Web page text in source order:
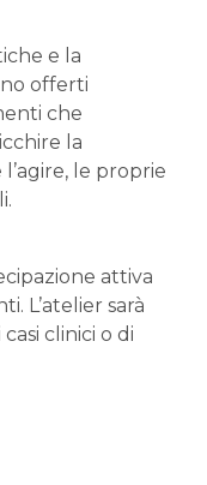
e la
offerti
che
la
le proprie
attiva
L’atelier sarà
clinici o di